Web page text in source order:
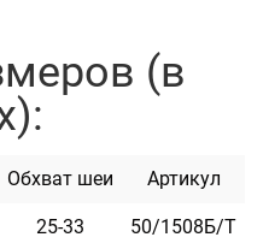
пластиковой
который
ощупь, имеет два ряда
и не боится воды. Он
(в
Обхват шеи Артикул
25-33 50/1508Б/Т